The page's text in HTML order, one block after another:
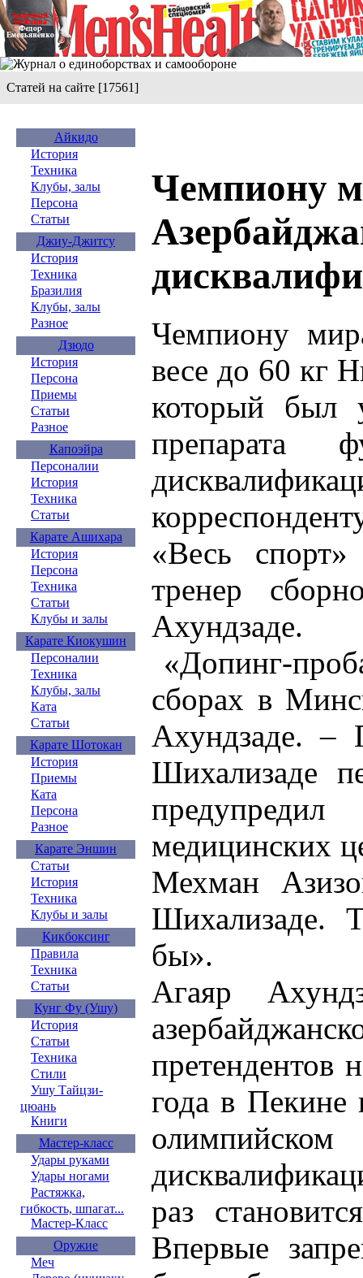
Статей на сайте [17561]
Айкидо
История
Техника
Клубы, залы
Персона
Статьи
Джиу-Джитсу
История
Техника
Бразилия
Клубы, залы
Разное
Дзюдо
История
Персона
Приемы
Статьи
Разное
Капоэйра
Персоналии
История
Техника
Статьи
Карате Ашихара
История
Персона
Техника
Статьи
Клубы и залы
Карате Киокушин
Персоналии
Техника
Клубы, залы
Ката
Статьи
Карате Шотокан
История
Приемы
Ката
Персона
Разное
Карате Эншин
Статьи
История
Техника
Клубы и залы
Кикбоксинг
Правила
Техника
Статьи
Кунг Фу (Ушу)
История
Статьи
Техника
Стили
Ушу Тайцзи-
цюань
Книги
Мастер-класс
Удары руками
Удары ногами
Растяжка,
гибкость, шпагат...
Мастер-Класс
Оружие
Меч
Чемпиону
Чемпиону
весе до 60 кг
который был
препарата
«Весь
тренер
Ахундзаде.
«Допинг-
сборах в
Ахундзаде.
Шихализаде
медицинских
Мехман
Шихализаде.
бы».
Агаяр
претендентов
года в Пекине
раз
Впервые